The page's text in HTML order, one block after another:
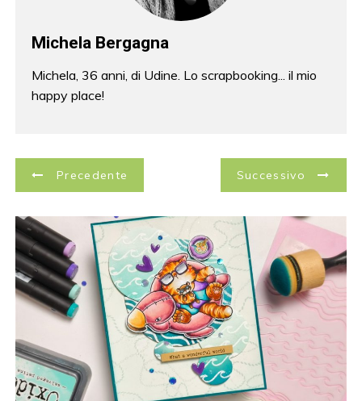
Michela Bergagna
Michela, 36 anni, di Udine. Lo scrapbooking... il mio
happy place!
N
a
v
i
g
a
z
Precedente Successivo